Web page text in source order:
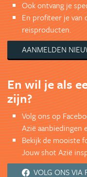
Ook ontvang je
En profiteer je van
reisproducten.
AANMELDEN
En wil je als
zijn?
Volg ons op
Azië aanbiedingen
Bekijk de mooiste
Jouw shot Azië
VOLG ONS VIA